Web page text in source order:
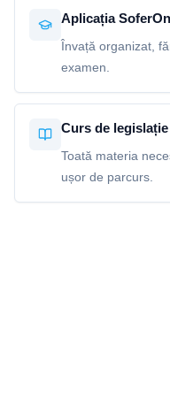
Aplicația
Învață organizat,
examen.
Curs de
Toată materia
ușor de parcurs.